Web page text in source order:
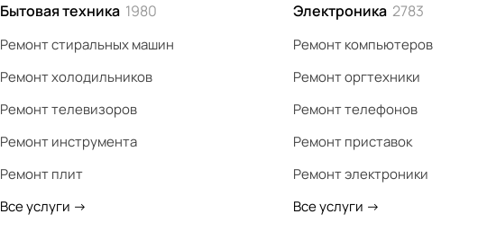
Бытовая техника 1980
Ремонт стиральных машин
Ремонт холодильников
Ремонт телевизоров
Ремонт инструмента
Ремонт плит
Все услуги ->
Электроника 2783
Ремонт компьютеров
Ремонт оргтехники
Ремонт телефонов
Ремонт приставок
Ремонт электроники
Все услуги ->